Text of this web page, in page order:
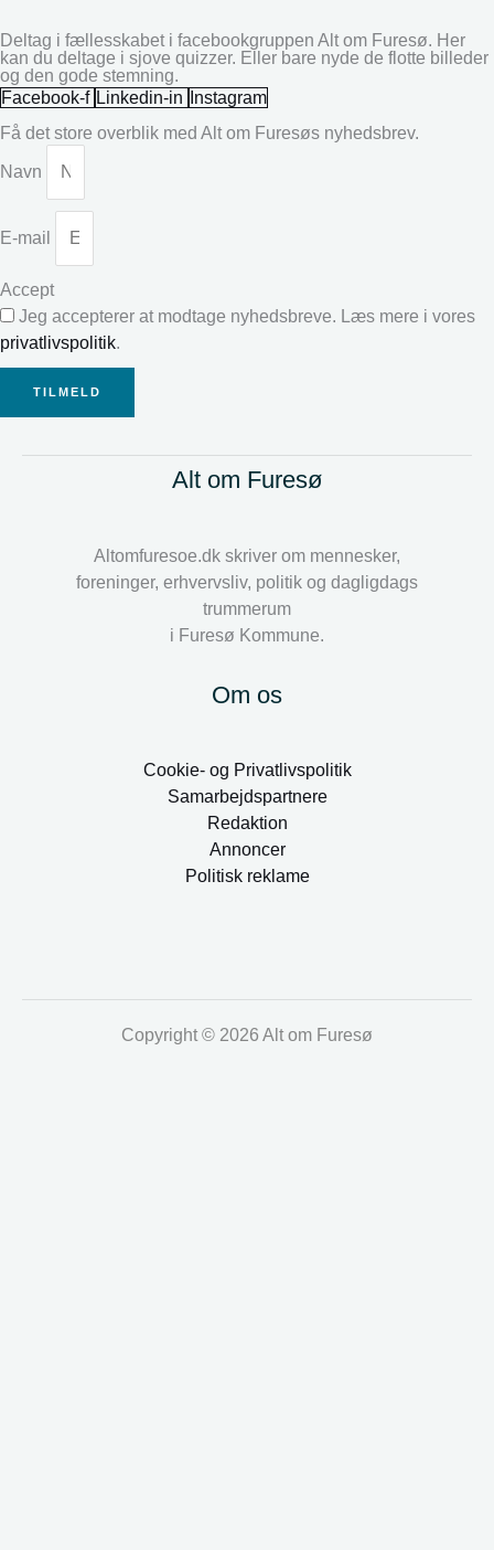
Deltag i fællesskabet i facebookgruppen Alt om Furesø. Her
kan du deltage i sjove quizzer. Eller bare nyde de flotte billeder
og den gode stemning.
Facebook-f Linkedin-in
Instagram
Få det store overblik med Alt om Furesøs nyhedsbrev.
Navn
E-mail
Accept
Jeg accepterer at modtage nyhedsbreve. Læs mere i vores
privatlivspolitik.
TILMELD
Alt om Furesø
Altomfuresoe.dk skriver om mennesker,
foreninger, erhvervsliv, politik og dagligdags
trummerum
i Furesø Kommune.
Om os
Cookie- og Privatlivspolitik
Samarbejdspartnere
Redaktion
Annoncer
Politisk reklame
Copyright © 2026 Alt om Furesø